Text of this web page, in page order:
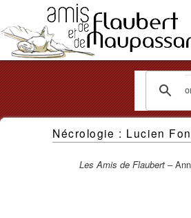
Les
Nécrologie : Lucien
Les Amis de Flaubert –